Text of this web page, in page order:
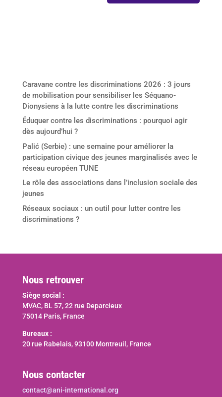
Caravane contre les discriminations 2026 : 3 jours
de mobilisation pour sensibiliser les Séquano-
Dionysiens à la lutte contre les discriminations
Éduquer contre les discriminations : pourquoi agir
dès aujourd’hui ?
Palić (Serbie) : une semaine pour améliorer la
participation civique des jeunes marginalisés avec le
réseau européen TUNE
Le rôle des associations dans l’inclusion sociale des
jeunes
Réseaux sociaux : un outil pour lutter contre les
discriminations ?
Nous retrouver
Siège social :
MVAC, BL 57, 22 rue Deparcieux
75014 Paris, France
Bureaux :
20 rue Rabelais, 93100 Montreuil, France
Nous contacter
contact@ani-international.org